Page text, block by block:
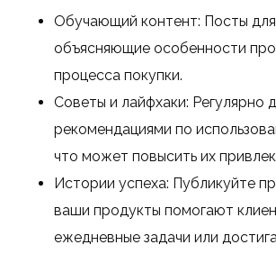
Обучающий контент: Посты
объясняющие особенности
процесса покупки.
Советы и лайфхаки: Регулярно
рекомендациями по
что может повысить их
Истории успеха: Публикуйте
ваши продукты помогают
ежедневные задачи или